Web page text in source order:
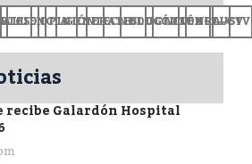
CIENCIA
OPINIÓN
GENERALES
TECNOLOGÍA
EDUCACIÓN
CULTURA+CV
recibe Galardón Hospital